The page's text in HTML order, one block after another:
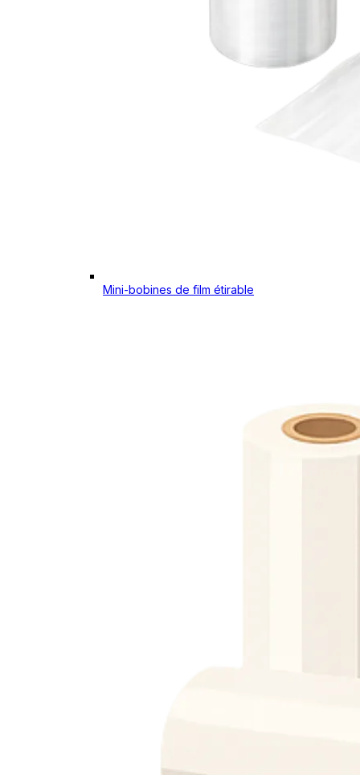
Mini-bobines de film étirable